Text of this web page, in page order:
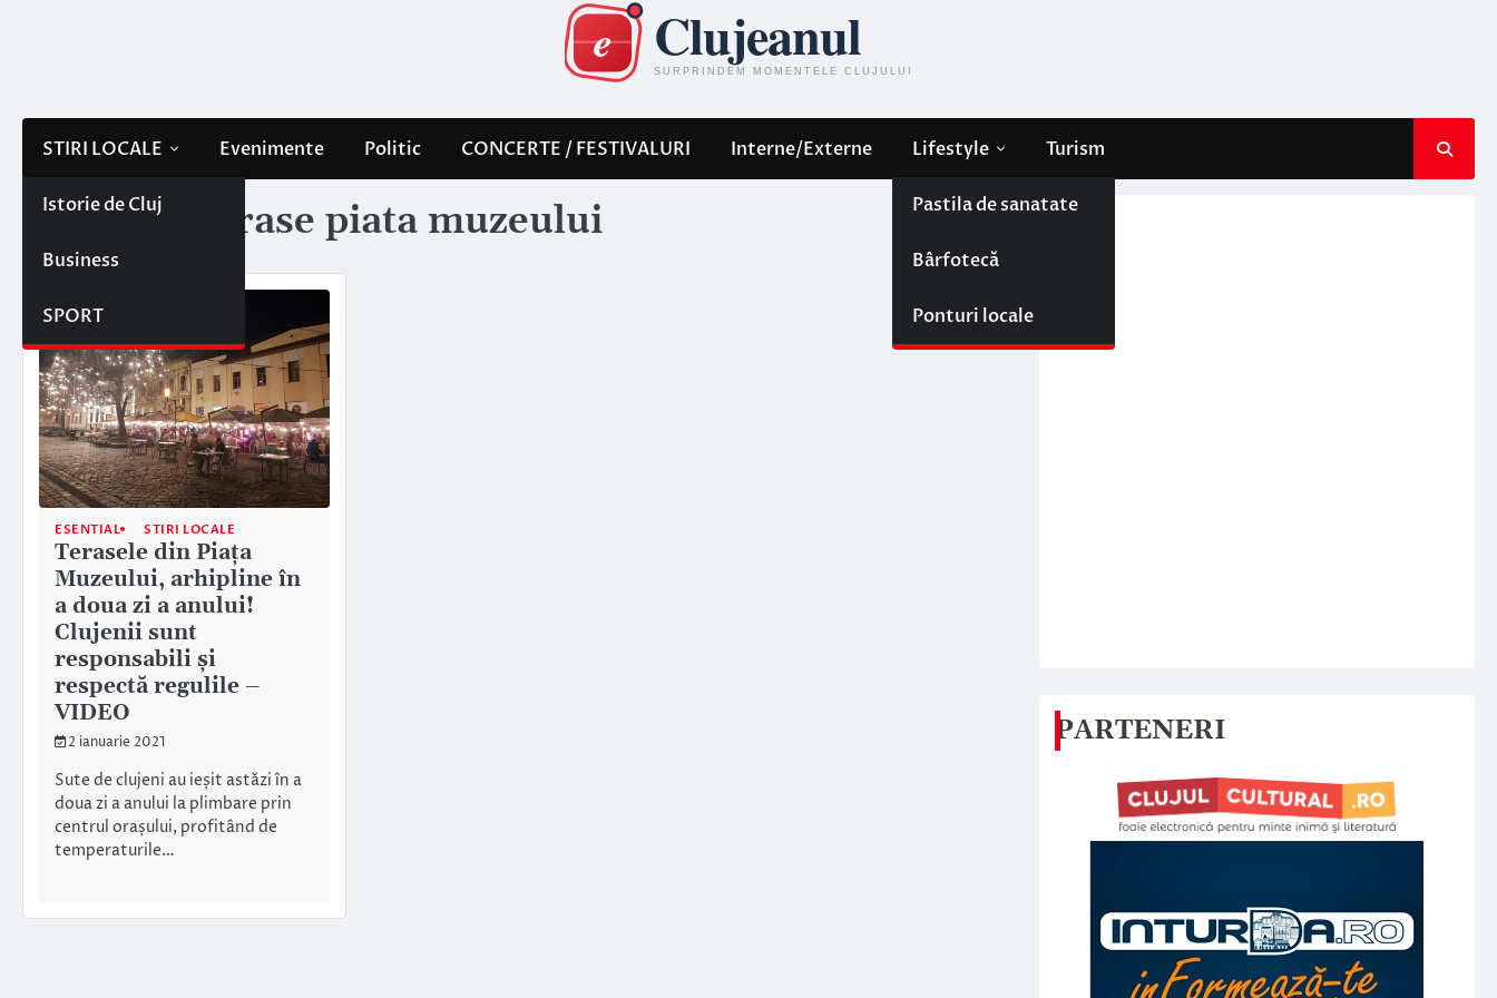
STIRI LOCALE
Istorie de Cluj
Business
SPORT
Evenimente Politic CONCERTE / FESTIVALURI Interne/Externe Lifestyle
Pastila de sanatate
Bârfotecă
Ponturi locale
Turism
Etichetă: terase piata muzeului
ESENTIAL STIRI LOCALE
Terasele din Piața
Muzeului, arhipline în
a doua zi a anului!
Clujenii sunt
responsabili și
respectă regulile –
VIDEO
2 ianuarie 2021
Sute de clujeni au ieșit astăzi în a
doua zi a anului la plimbare prin
centrul orașului, profitând de
temperaturile…
PARTENERI